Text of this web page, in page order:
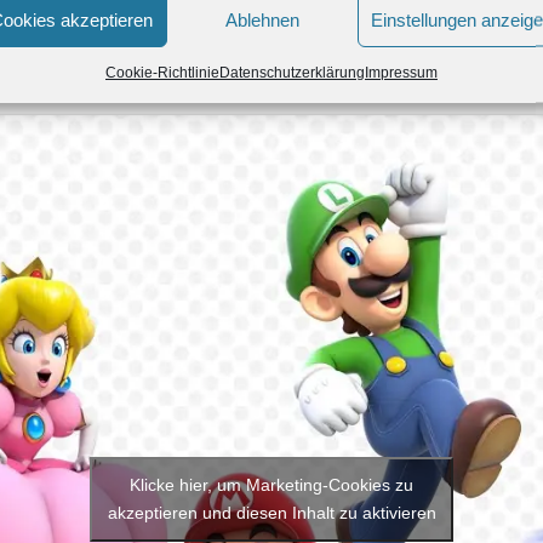
akzeptieren Ablehnen Einstellungen
Cookie-RichtlinieDatenschutzerklärungImpressum
Grünstern 2:
Stempel:
Klicke hier, um Marketing-Cookies zu
akzeptieren und diesen Inhalt zu aktivieren